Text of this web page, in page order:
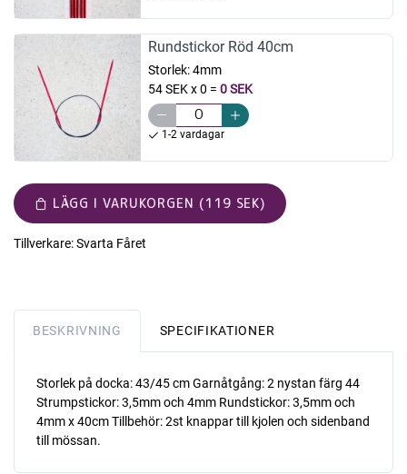
Rundstickor Röd 40cm
Storlek:4mm
54 SEK x 0 = 0 SEK
1-2 vardagar
LÄGG I VARUKORGEN (119 SEK)
Tillverkare:Svarta Fåret
BESKRIVNING SPECIFIKATIONER
Storlek på docka: 43/45 cm Garnåtgång: 2 nystan färg 44
Strumpstickor: 3,5mm och 4mm Rundstickor: 3,5mm och
4mm x 40cm Tillbehör: 2st knappar till kjolen och sidenband
till mössan.